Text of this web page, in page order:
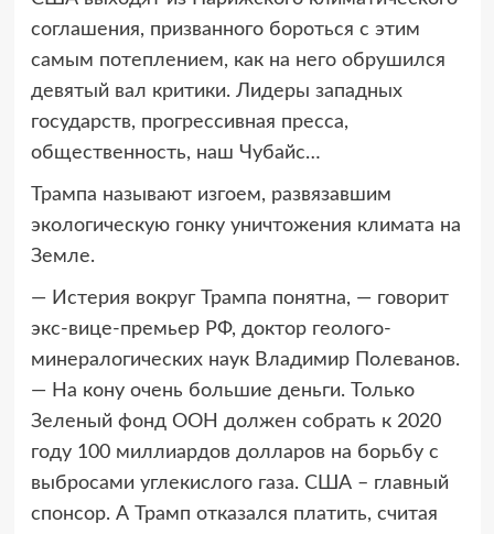
соглашения, призванного бороться с этим
самым потеплением, как на него обрушился
девятый вал критики. Лидеры западных
государств, прогрессивная пресса,
общественность, наш Чубайс…
Трампа называют изгоем, развязавшим
экологическую гонку уничтожения климата на
Земле.
— Истерия вокруг Трампа понятна, — говорит
экс-вице-премьер РФ, доктор геолого-
минералогических наук Владимир Полеванов.
— На кону очень большие деньги. Только
Зеленый фонд ООН должен собрать к 2020
году 100 миллиардов долларов на борьбу с
выбросами углекислого газа. США – главный
спонсор. А Трамп отказался платить, считая